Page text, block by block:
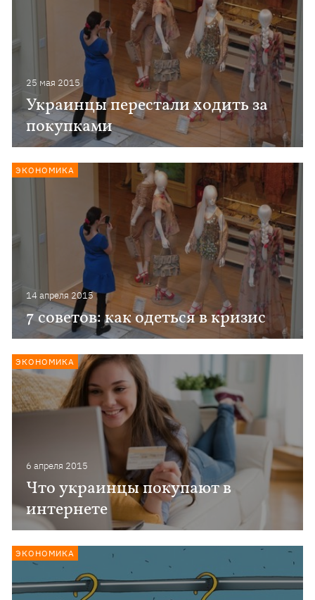
25 мая 2015
Украинцы перестали ходить за
покупками
14 апреля 2015
7 советов: как одеться в кризис
ЭКОНОМИКА
6 апреля 2015
Что украинцы покупают в
интернете
ЭКОНОМИКА
ЭКОНОМИКА